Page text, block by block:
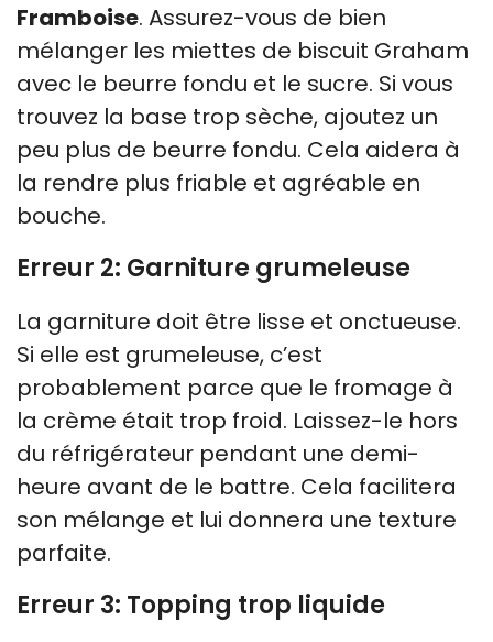
Framboise. Assurez-vous de bien
mélanger les miettes de biscuit Graham
avec le beurre fondu et le sucre. Si vous
trouvez la base trop sèche, ajoutez un
peu plus de beurre fondu. Cela aidera à
la rendre plus friable et agréable en
bouche.
Erreur 2: Garniture grumeleuse
La garniture doit être lisse et onctueuse.
Si elle est grumeleuse, c’est
probablement parce que le fromage à
la crème était trop froid. Laissez-le hors
du réfrigérateur pendant une demi-
heure avant de le battre. Cela facilitera
son mélange et lui donnera une texture
parfaite.
Erreur 3: Topping trop liquide